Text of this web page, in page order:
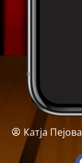
Катја Пејова